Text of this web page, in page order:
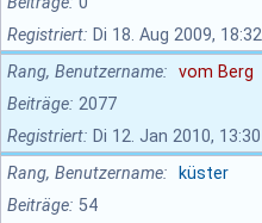
Registriert
Di 18. Aug 2009, 18:32
Rang, Benutzername
vom Berg
Beiträge 2077
Registriert
Di 12. Jan 2010, 13:30
Rang, Benutzername
küster
Beiträge 54